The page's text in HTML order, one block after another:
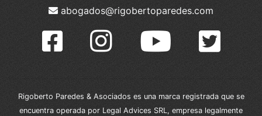
abogados@rigobertoparedes.com
Rigoberto Paredes & Asociados es una marca registrada que se
encuentra operada por Legal Advices SRL, empresa legalmente